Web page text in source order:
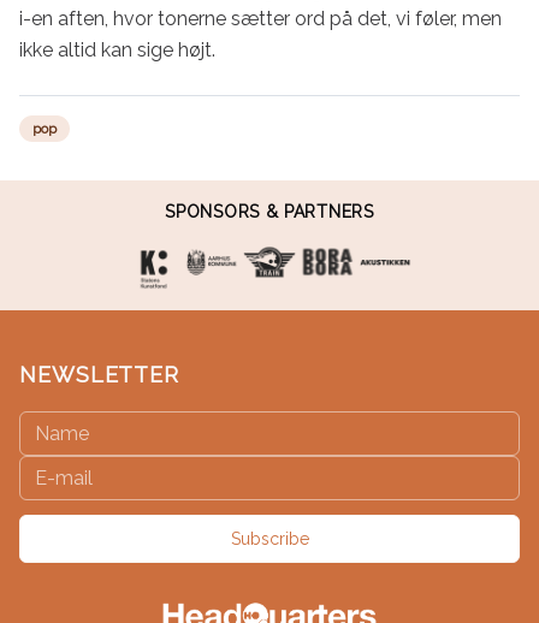
i-en aften, hvor tonerne sætter ord på det, vi føler, men
ikke altid kan sige højt.
pop
SPONSORS & PARTNERS
NEWSLETTER
Subscribe